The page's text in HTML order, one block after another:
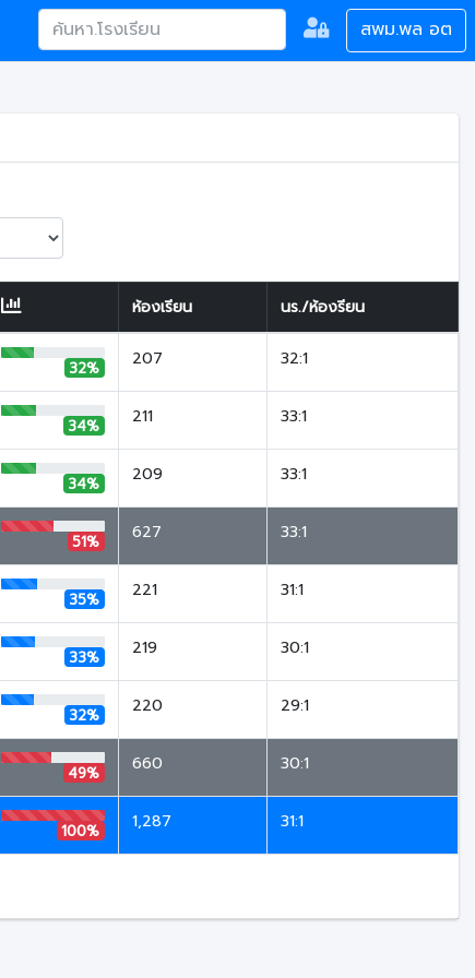
สพม.พล อต
ห้องเรียน นร./ห้องรียน
32% 207 32:1
34% 211 33:1
34% 209 33:1
51% 627 33:1
35% 221 31:1
33% 219 30:1
32% 220 29:1
49% 660 30:1
100% 1,287 31:1